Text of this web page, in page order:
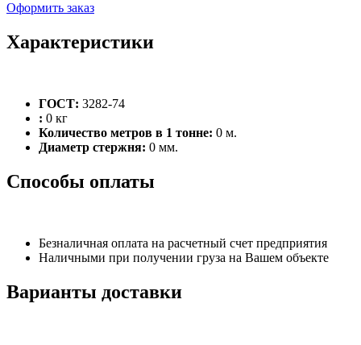
Оформить заказ
Характеристики
ГОСТ: 3282-74
: 0 кг
Количество метров в 1 тонне: 0 м.
Диаметр стержня: 0 мм.
Способы оплаты
Безналичная оплата на расчетный счет предприятия
Наличными при получении груза на Вашем объекте
Варианты доставки